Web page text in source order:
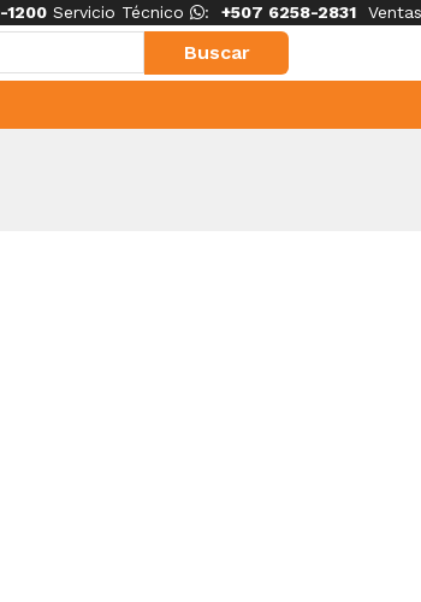
1200 Servicio Técnico : +507 6258-2831